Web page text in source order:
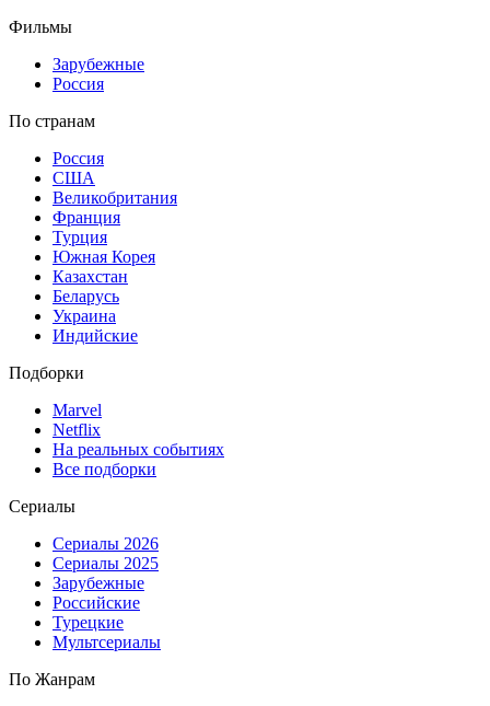
Фильмы
Зарубежные
Россия
По странам
Россия
США
Великобритания
Франция
Турция
Южная Корея
Казахстан
Беларусь
Украина
Индийские
Подборки
Marvel
Netflix
На реальных событиях
Все подборки
Сериалы
Сериалы 2026
Сериалы 2025
Зарубежные
Российские
Турецкие
Мультсериалы
По Жанрам